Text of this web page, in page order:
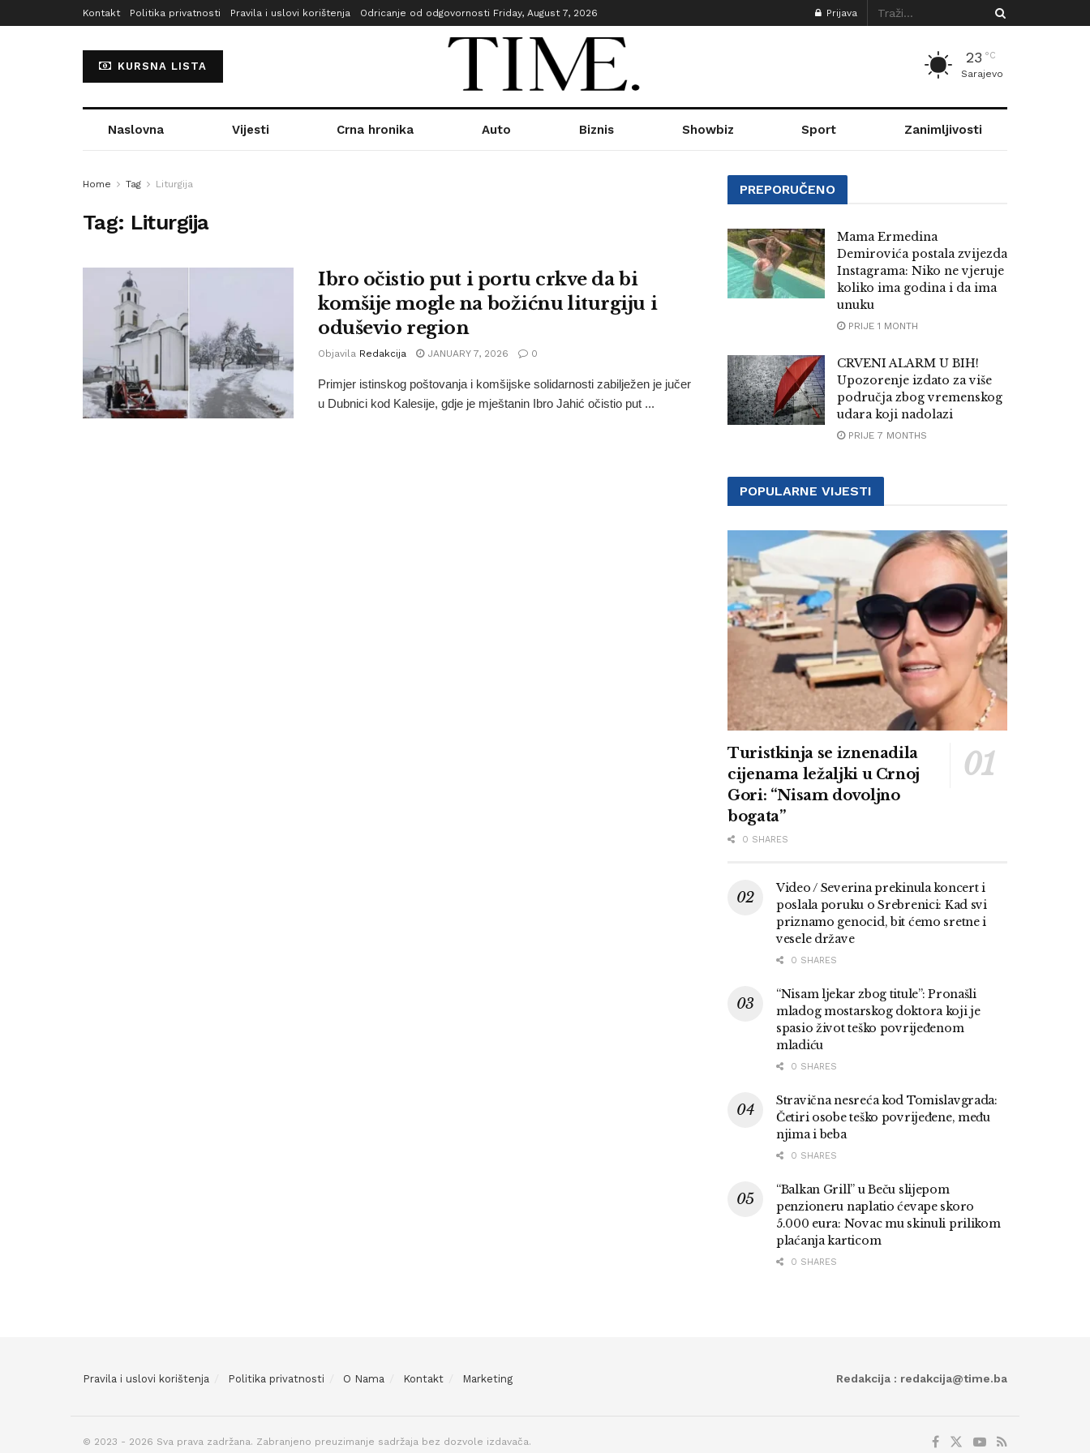
Kontakt Politika privatnosti Pravila i uslovi korištenja Odricanje od odgovornosti Friday, August 7, 2026 Prijava
KURSNA LISTA
23 °C
Sarajevo
Naslovna Vijesti Crna hronika Auto Biznis Showbiz Sport Zanimljivosti
Home Tag Liturgija
Tag: Liturgija
Ibro očistio put i portu crkve da bi
komšije mogle na božićnu liturgiju i
oduševio region
Objavila Redakcija JANUARY 7, 2026 0
Primjer istinskog poštovanja i komšijske solidarnosti zabilježen je jučer
u Dubnici kod Kalesije, gdje je mještanin Ibro Jahić očistio put ...
PREPORUČENO
Mama Ermedina
Demirovića postala zvijezda
Instagrama: Niko ne vjeruje
koliko ima godina i da ima
unuku
PRIJE 1 MONTH
CRVENI ALARM U BIH!
Upozorenje izdato za više
područja zbog vremenskog
udara koji nadolazi
PRIJE 7 MONTHS
POPULARNE VIJESTI
Turistkinja se iznenadila
cijenama ležaljki u Crnoj
Gori: “Nisam dovoljno
bogata”
0 SHARES
Video / Severina prekinula koncert i
poslala poruku o Srebrenici: Kad svi
priznamo genocid, bit ćemo sretne i
vesele države
0 SHARES
“Nisam ljekar zbog titule”: Pronašli
mladog mostarskog doktora koji je
spasio život teško povrijeđenom
mladiću
0 SHARES
Stravična nesreća kod Tomislavgrada:
Četiri osobe teško povrijeđene, među
njima i beba
0 SHARES
“Balkan Grill” u Beču slijepom
penzioneru naplatio ćevape skoro
5.000 eura: Novac mu skinuli prilikom
plaćanja karticom
0 SHARES
Pravila i uslovi korištenja Politika privatnosti O Nama Kontakt Marketing Redakcija : redakcija@time.ba
© 2023 - 2026 Sva prava zadržana. Zabranjeno preuzimanje sadržaja bez dozvole izdavača.